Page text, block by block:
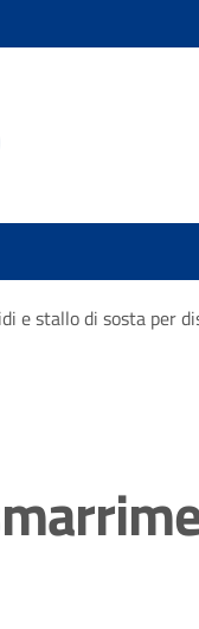
e stallo di sosta per